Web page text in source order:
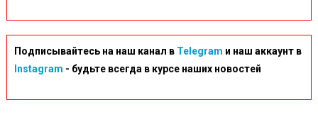
Подписывайтесь на наш канал в Telegram и наш аккаунт в
Instagram - будьте всегда в курсе наших новостей